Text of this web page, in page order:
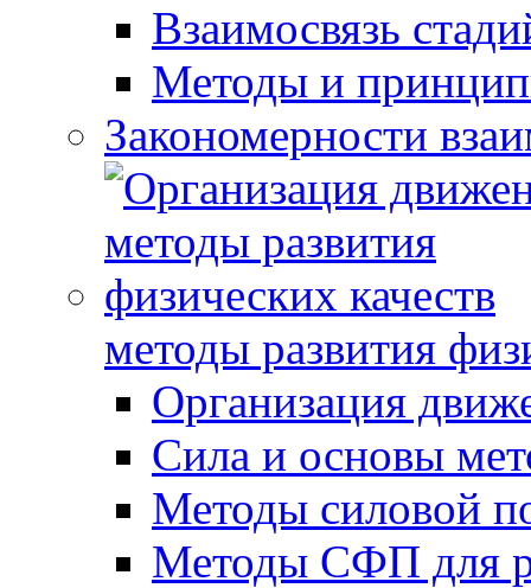
Взаимосвязь
Методы и
Закономерности
методы развития
Организация
Сила и основы
Методы силовой
Методы СФП для